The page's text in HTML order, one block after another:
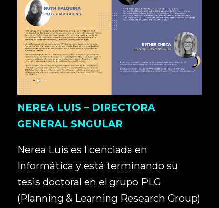
NEREA LUIS – DIRECTORA
GENERAL SNGULAR
Nerea Luis es licenciada en
Informática y está terminando su
tesis doctoral en el grupo PLG
(Planning & Learning Research Group)